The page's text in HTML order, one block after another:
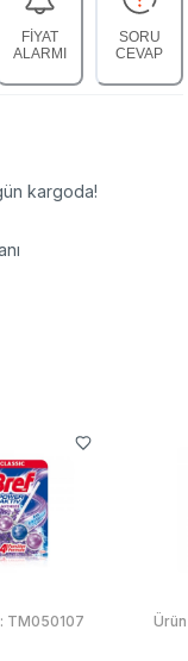
FİYAT
ALARMI
SORU
CEVAP
kargoda!
TM050107